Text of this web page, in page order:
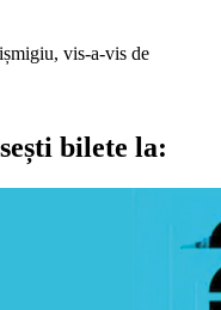
vis-a-vis de
bilete la: